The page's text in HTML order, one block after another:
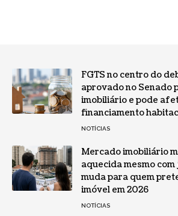
FGTS no centro do
aprovado no Senado
imobiliário e pode
financiamento
NOTÍCIAS
Mercado imobiliário
aquecida mesmo
muda para quem
imóvel em 2026
NOTÍCIAS